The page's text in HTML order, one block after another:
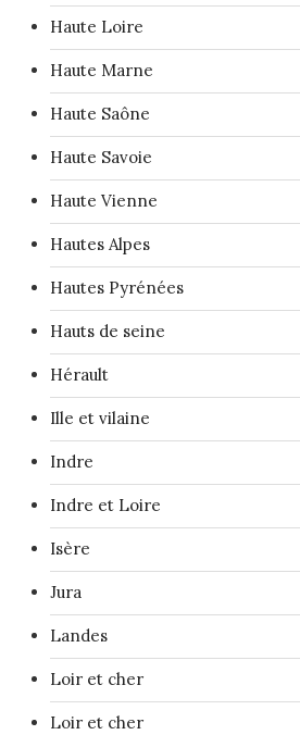
Haute Loire
Haute Marne
Haute Saône
Haute Savoie
Haute Vienne
Hautes Alpes
Hautes Pyrénées
Hauts de seine
Hérault
Ille et vilaine
Indre
Indre et Loire
Isère
Jura
Landes
Loir et cher
Loir et cher